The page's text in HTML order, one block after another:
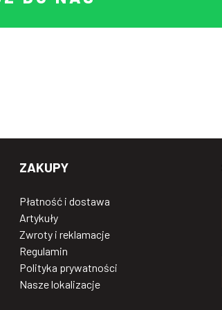
ZAKUPY
Płatność i dostawa
Artykuły
Zwroty i reklamacje
Regulamin
Polityka prywatności
Nasze lokalizacje